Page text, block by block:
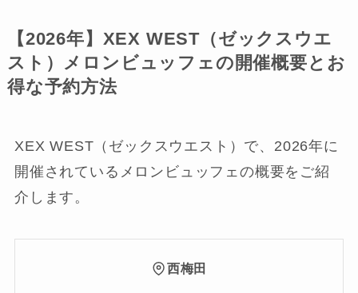
【2026年】XEX WEST（ゼックスウエ
スト）メロンビュッフェの開催概要とお
得な予約方法
XEX WEST（ゼックスウエスト）で、2026年に
開催されているメロンビュッフェの概要をご紹
介します。
西梅田